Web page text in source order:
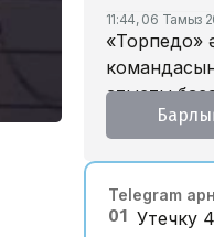
11:44, 06 Тамыз
«Торпедо»
қатысты
11:23, 06 Тамыз
қаржыны
10:30, 06 Тамыз
Telegram
01 Утечку